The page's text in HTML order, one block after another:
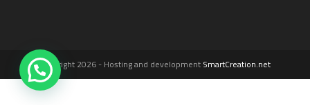
Copyright 2026 - Hosting and developmentSmartCreation.net
1